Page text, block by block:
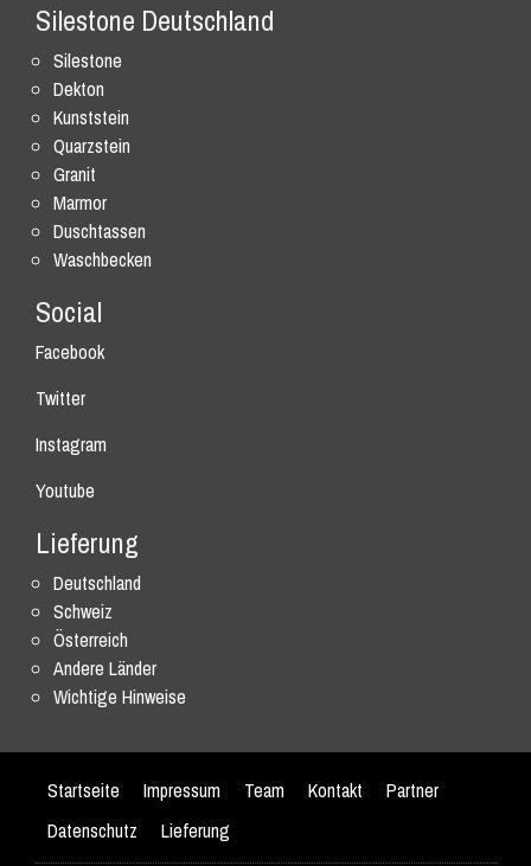
Silestone Deutschland
Silestone
Dekton
Kunststein
Quarzstein
Granit
Marmor
Duschtassen
Waschbecken
Social
Facebook
Twitter
Instagram
Youtube
Lieferung
Deutschland
Schweiz
Österreich
Andere Länder
Wichtige Hinweise
Startseite Impressum Team Kontakt
Partner
Datenschutz
Lieferung